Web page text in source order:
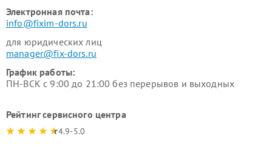
Электронная почта:
info@fixim-dors.ru
для юридических лиц
manager@fix-dors.ru
График работы:
ПН-ВСК с 9:00 до 21:00 без перерывов и выходных
Рейтинг сервисного центра
4.9-5.0